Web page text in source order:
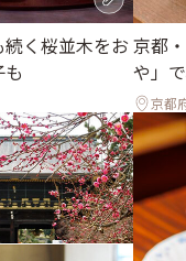
く桜並木をお 京都
や」
京都